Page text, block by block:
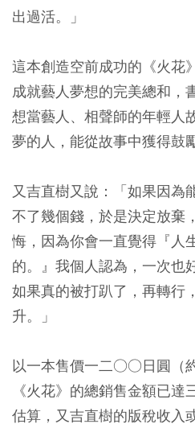
出過活。」
這本創造空前成功的《火花
成就藝人夢想的完美總和，
想當藝人、相聲師的年輕人
夢的人，能從故事中獲得鼓
又吉直樹又說：「如果因為
不了幾個錢，於是決定放棄
悔，因為你會一直覺得『人
的。』我個人認為，一次也
如果真的被打趴了，再轉行
升。」
以一本售價一二○○日圓（
《火花》的總銷售金額已
估算，又吉直樹的版稅收入